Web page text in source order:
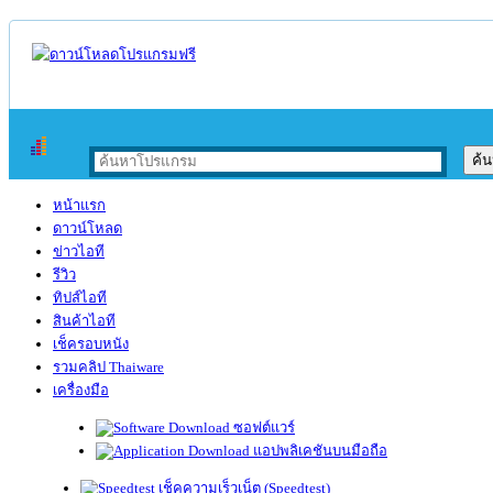
หน้าแรก
ดาวน์โหลด
ข่าวไอที
รีวิว
ทิปส์ไอที
สินค้าไอที
เช็ครอบหนัง
รวมคลิป Thaiware
เครื่องมือ
ซอฟต์แวร์
แอปพลิเคชันบนมือถือ
เช็คความเร็วเน็ต (Speedtest)